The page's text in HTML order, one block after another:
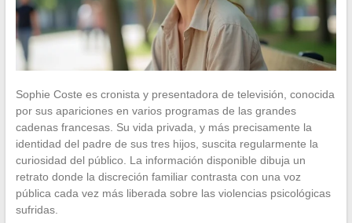
Sophie Coste es cronista y presentadora de televisión, conocida
por sus apariciones en varios programas de las grandes
cadenas francesas. Su vida privada, y más precisamente la
identidad del padre de sus tres hijos, suscita regularmente la
curiosidad del público. La información disponible dibuja un
retrato donde la discreción familiar contrasta con una voz
pública cada vez más liberada sobre las violencias psicológicas
sufridas.